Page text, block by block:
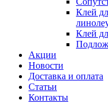
Клей
Клей
Акции
Новости
Доставка и оплата
Статьи
Контакты